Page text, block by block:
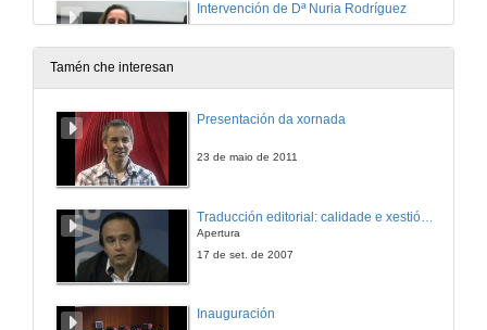
Intervención de Dª Nuria Rodríguez
24 de out. de 2019
Conferencia
24 de out. de 2019
Tamén che interesan
Presentación da xornada
23 de maio de 2011
Apertura
17 de set. de 2007
Inauguración